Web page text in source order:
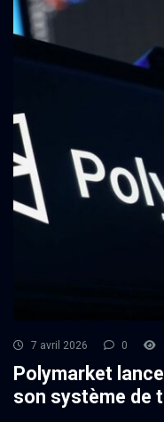
7 avril 2026 0
Polymarket
son système de